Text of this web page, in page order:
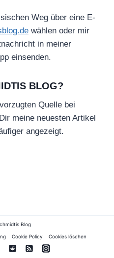
Weg über eine E-
wählen oder mir
in meiner
einsenden.
BLOG?
Quelle bei
meine neuesten Artikel
angezeigt.
Blog
Cookie Policy Cookies löschen